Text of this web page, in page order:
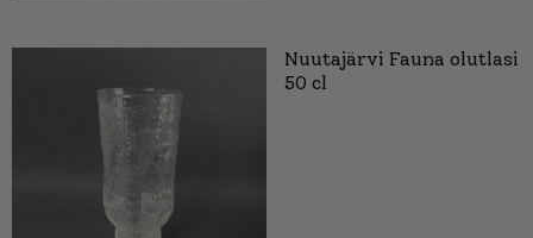
Nuutajärvi Fauna olutlasi
50 cl